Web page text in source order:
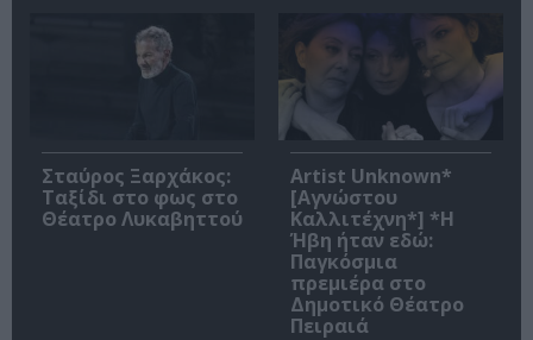
Σταύρος Ξαρχάκος:
Ταξίδι στο φως στο
Θέατρο Λυκαβηττού
Artist Unknown*
[Αγνώστου
Καλλιτέχνη*] *Η
Ήβη ήταν εδώ:
Παγκόσμια
πρεμιέρα στο
Δημοτικό Θέατρο
Πειραιά